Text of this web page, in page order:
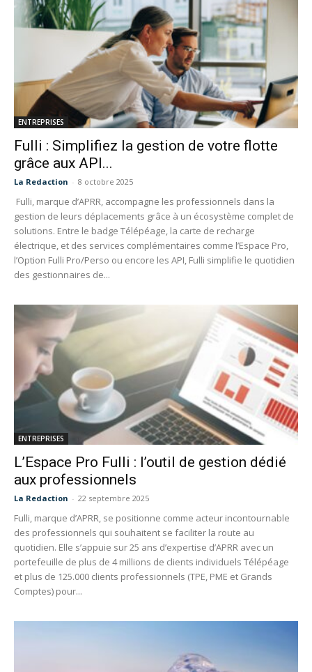
ENTREPRISES
Fulli : Simplifiez la gestion de votre flotte
grâce aux API...
La Redaction - 8 octobre 2025
Fulli, marque d’APRR, accompagne les professionnels dans la
gestion de leurs déplacements grâce à un écosystème complet de
solutions. Entre le badge Télépéage, la carte de recharge
électrique, et des services complémentaires comme l’Espace Pro,
l’Option Fulli Pro/Perso ou encore les API, Fulli simplifie le quotidien
des gestionnaires de...
ENTREPRISES
L’Espace Pro Fulli : l’outil de gestion dédié
aux professionnels
La Redaction - 22 septembre 2025
Fulli, marque d’APRR, se positionne comme acteur incontournable
des professionnels qui souhaitent se faciliter la route au
quotidien. Elle s’appuie sur 25 ans d’expertise d’APRR avec un
portefeuille de plus de 4 millions de clients individuels Télépéage
et plus de 125.000 clients professionnels (TPE, PME et Grands
Comptes) pour...